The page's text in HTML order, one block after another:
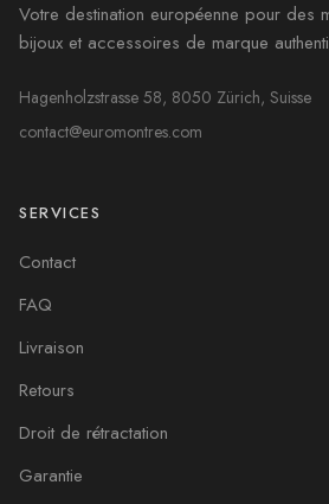
Votre destination européenne pour des
bijoux et accessoires de marque
Hagenholzstrasse 58, 8050 Zürich, Suisse
contact@euromontres.com
SERVICES
Contact
FAQ
Livraison
Retours
Droit de rétractation
Garantie